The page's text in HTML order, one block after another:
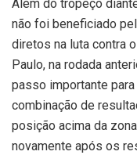
Além do tropeço
não foi beneficiado
diretos na luta contra
Paulo, na rodada
passo importante
combinação de
posição acima da
novamente após os